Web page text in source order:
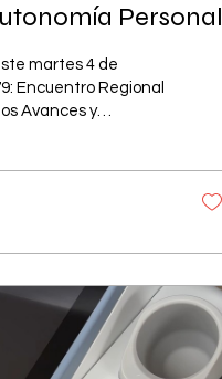
Personal
martes 4 de
Encuentro Regional
Avances y
en